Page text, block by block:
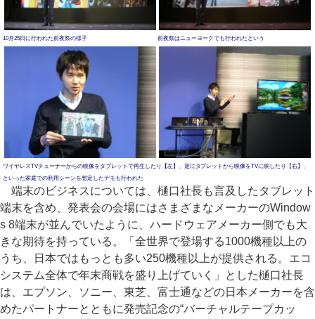
10月25日に行われた前夜祭の様子 前夜祭はニューヨークでも行われたという
ワイヤレスTVチューナーからの映像をタブレットで再生したり【左】、逆にタブレットから映像をTVに映したり【右】、
といった家庭での利用シーンを想定したデモも行われた
端末のビジネスについては、樋口社長も言及したタブレット
端末を含め、発表会の会場にはさまざまなメーカーのWindow
s 8端末が並んでいたように、ハードウェアメーカー側でも大
きな期待を持っている。「全世界で登場する1000機種以上の
うち、日本ではもっとも多い250機種以上が提供される。エコ
システム全体で年末商戦を盛り上げていく」とした樋口社長
は、エプソン、ソニー、東芝、富士通などの日本メーカーを含
めたパートナーとともに発売記念の“バーチャルテープカッ